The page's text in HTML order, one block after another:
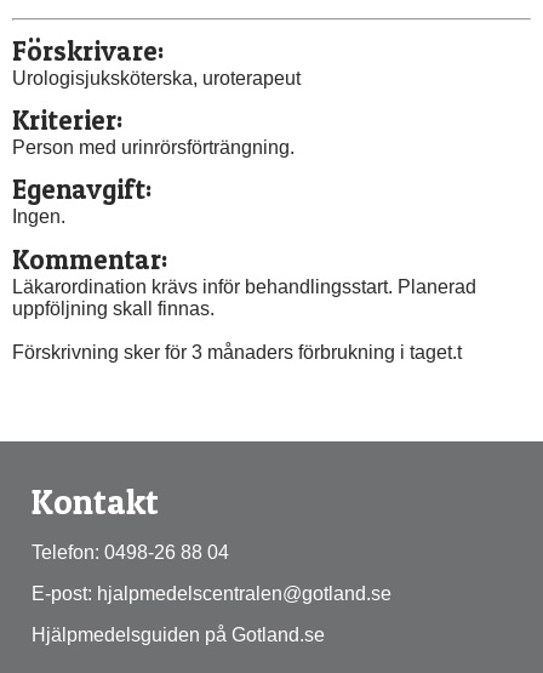
Förskrivare:
Urologisjuksköterska, uroterapeut
Kriterier:
Person med urinrörsförträngning.
Egenavgift:
Ingen.
Kommentar:
Läkarordination krävs inför behandlingsstart. Planerad
uppföljning skall finnas.
Förskrivning sker för 3 månaders förbrukning i taget.t
Kontakt
Telefon: 0498-26 88 04
E-post: hjalpmedelscentralen@gotland.se
Hjälpmedelsguiden på Gotland.se